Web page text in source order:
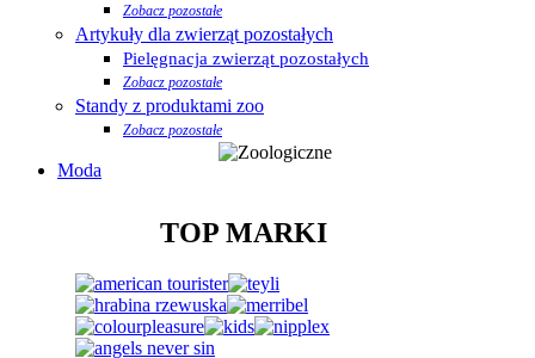
Zobacz pozostałe
Artykuły dla zwierząt pozostałych
Pielęgnacja zwierząt pozostałych
Zobacz pozostałe
Standy z produktami zoo
Zobacz pozostałe
Moda
TOP MARKI